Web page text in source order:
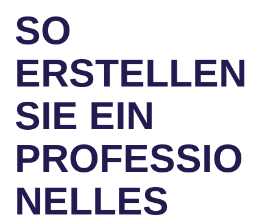
SO
ERSTELLEN
SIE EIN
PROFESSIO
NELLES